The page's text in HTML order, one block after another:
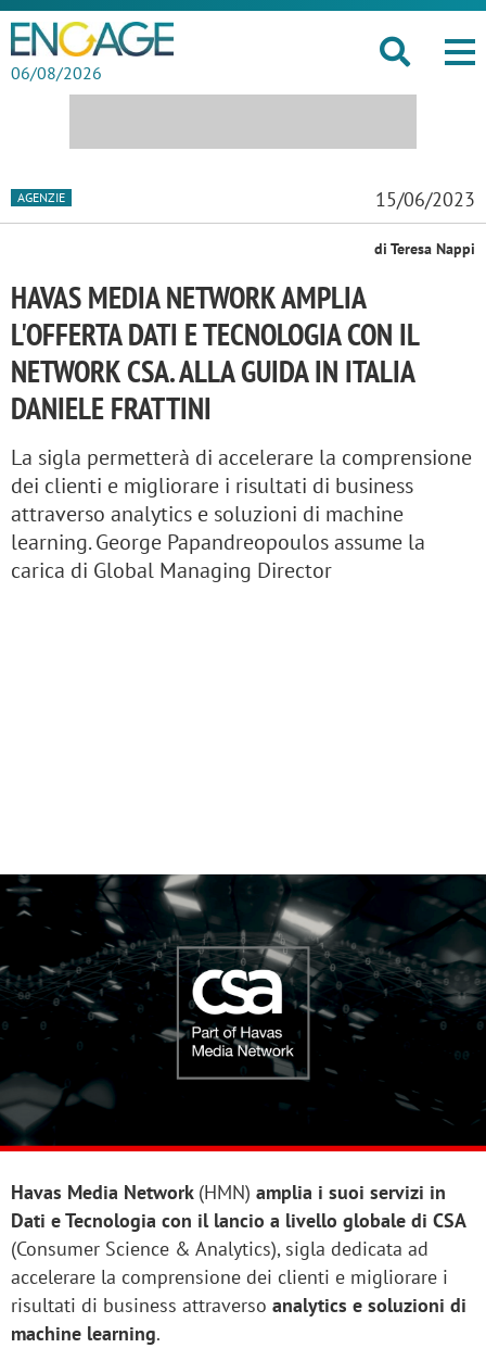
06/08/2026
AGENZIE 15/06/2023
di Teresa Nappi
HAVAS MEDIA NETWORK AMPLIA
L'OFFERTA DATI E TECNOLOGIA CON IL
NETWORK CSA. ALLA GUIDA IN ITALIA
DANIELE FRATTINI
La sigla permetterà di accelerare la comprensione
dei clienti e migliorare i risultati di business
attraverso analytics e soluzioni di machine
learning. George Papandreopoulos assume la
carica di Global Managing Director
Havas Media Network (HMN) amplia i suoi servizi in
Dati e Tecnologia con il lancio a livello globale di CSA
(Consumer Science & Analytics), sigla dedicata ad
accelerare la comprensione dei clienti e migliorare i
risultati di business attraverso analytics e soluzioni di
machine learning.